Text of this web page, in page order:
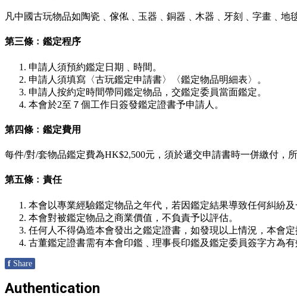
凡中國古玩物品如陶瓷﹑傢俬﹑玉器﹑銅器﹑木器﹑牙刻﹑字畫﹑地
第三條﹕鑑定程序
申請人須預約鑑定日期﹑時間。
申請人須填寫〈古玩鑑定申請書〉〈鑑定物品明細表〉。
申請人按約定時間帶同鑑定物品，交鑑定委員當面鑑定。
本會於2至７個工作日簽發鑑定證書予申請人。
第四條﹕鑑定費用
每件/對/套物品鑑定費為HK$2,500元，須於遞交申請書時一併繳付，
第五條﹕責任
本會以專業經驗鑑定物品之年代，若因鑑定結果導致任何糾紛
本會對被鑑定物品之商業價值，不負責予以評估。
任何人不得偽造本會發出之鑑定證書，如發現以上情況，本會
古董鑑定證書需有本會印鑑﹑理事長印鑑及鑑定委員簽字方為
f Share
Authentication